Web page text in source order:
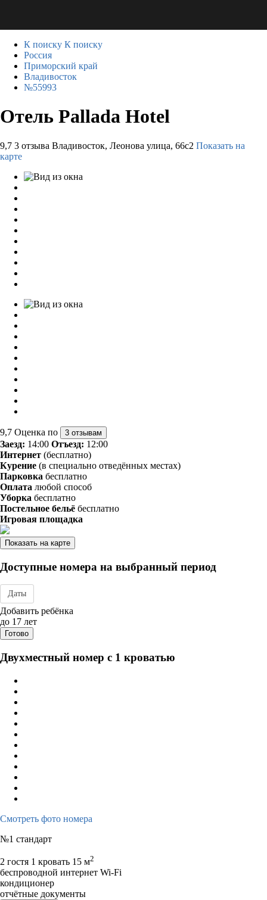
К поиску К поиску
Россия
Приморский край
Владивосток
№55993
Отель Pallada Hotel
9,7 3 отзыва Владивосток, Леонова улица, 66с2 Показать на
карте
9,7 Оценка по 3 отзывам
Заезд: 14:00 Отъезд: 12:00
Интернет (бесплатно)
Курение (в специально отведённых местах)
Парковка бесплатно
Оплата любой способ
Уборка бесплатно
Постельное бельё бесплатно
Игровая площадка
Показать на карте
Доступные номера на выбранный период
Даты
Дата заезда - отъезда
Добавить ребёнка
до 17 лет
Готово
Двухместный номер с 1 кроватью
Смотреть фото номера
№1 стандарт
2 гостя 1 кровать 15 м2
беспроводной интернет Wi-Fi
кондиционер
отчётные документы